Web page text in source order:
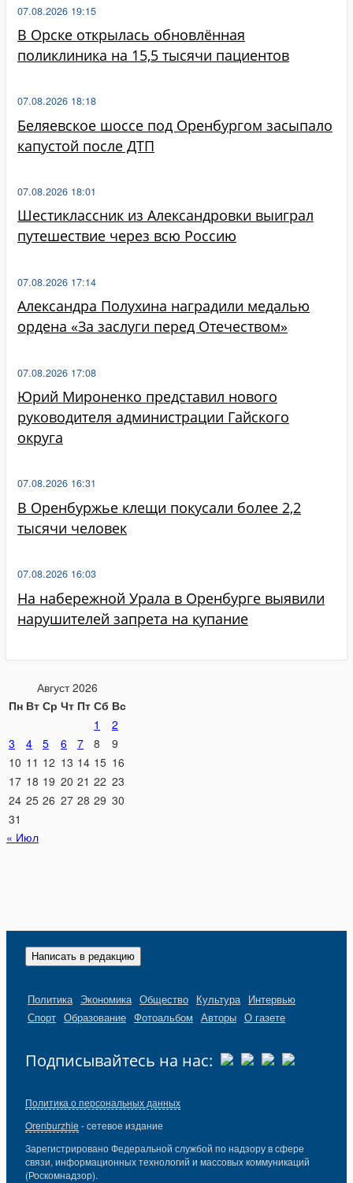
В Орске открылась обновлённая
поликлиника на 15,5 тысячи пациентов
07.08.2026 19:15
Беляевское шоссе под Оренбургом засыпало
капустой после ДТП
07.08.2026 18:18
Шестиклассник из Александровки выиграл
путешествие через всю Россию
07.08.2026 18:01
Александра Полухина наградили медалью
ордена «За заслуги перед Отечеством»
07.08.2026 17:14
Юрий Мироненко представил нового
руководителя администрации Гайского
округа
07.08.2026 17:08
В Оренбуржье клещи покусали более 2,2
тысячи человек
07.08.2026 16:31
На набережной Урала в Оренбурге выявили
нарушителей запрета на купание
07.08.2026 16:03
Август 2026
Пн Вт Ср Чт Пт Сб Вс
1
2
3
4 5 6 7 8
9
10 11 12 13 14 15 16
17 18 19 20 21 22 23
24 25 26 27 28 29 30
31
« Июл
Написать в редакцию
Политика Экономика Общество Культура Интервью
Спорт Образование Фотоальбом Авторы О газете
Подписывайтесь на нас:
Политика о персональных данных
Orenburzhie - сетевое издание
Зарегистрировано Федеральной службой по надзору в сфере
связи, информационных технологий и массовых коммуникаций
(Роскомнадзор).